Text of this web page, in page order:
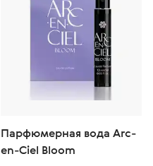
Парфюмерная вода Arc-
en-Ciel Bloom